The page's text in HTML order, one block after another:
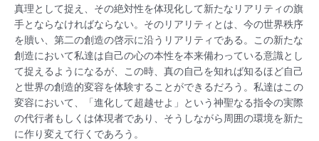
真理として捉え、その絶対性を体現化して新たなリアリティの旗
手とならなければならない。そのリアリティとは、今の世界秩序
を贖い、第二の創造の啓示に沿うリアリティである。この新たな
創造において私達は自己の心の本性を本来備わっている意識とし
て捉えるようになるが、この時、真の自己を知れば知るほど自己
と世界の創造的変容を体験することができるだろう。私達はこの
変容において、「進化して超越せよ」という神聖なる指令の実際
の代行者もしくは体現者であり、そうしながら周囲の環境を新た
に作り変えて行くであろう。